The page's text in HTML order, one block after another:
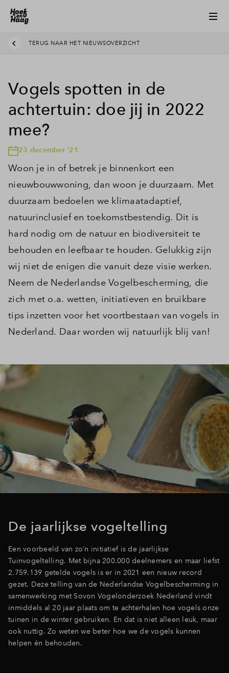
Inloggen
TERUG NAAR HET NIEUWSOVERZICHT
Vogels spotten in de
achtertuin: doe jij in 2022
mee?
23 december '21
Woon je in of betrek je binnenkort een
nieuwbouwwoning, dan woon je duurzaam. Met
duurzaam bedoelen we klimaatadaptief,
natuurinclusief en toekomstbestendig. Dit is
hard nodig om de natuur en biodiversiteit te
behouden en leefbaar te houden. Gelukkig zijn
wij niet de enigen die vanuit deze visie werken.
Neem de Nederlandse Vogelbescherming, die
zich met o.a. wetten, initiatieven en bruikbare
tips inzetten voor het voortbestaan van vogels in
Nederland. Daar worden wij natuurlijk blij van!
De jaarlijkse vogeltelling
Een voorbeeld van zo’n initiatief is de jaarlijkse
Tuinvogeltelling. Met bijna 200.000 deelnemers en maar liefst
2.759.139 getelde vogels is er in 2021 een nieuw record
gezet. Deze telling van de Nederlandse Vogelbescherming in
samenwerking met Sovon Vogelonderzoek Nederland vindt
inmiddels al 20 jaar plaats om te achterhalen hoe vogels onze
tuinen in de winter gebruiken. En dat is niet alleen leuk, maar
ook nuttig. Zo weten we beter hoe we de vogels kunnen
helpen én behouden.